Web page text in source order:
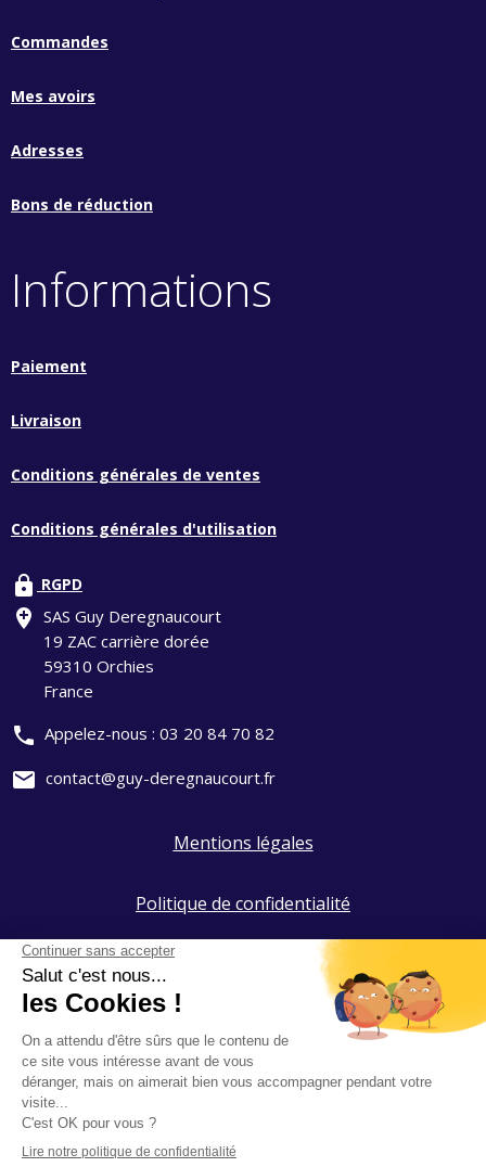
Commandes
Mes avoirs
Adresses
Bons de réduction
Informations
Paiement
Livraison
Conditions générales de ventes
Conditions générales d'utilisation
lock RGPD
add_location SAS Guy Deregnaucourt
19 ZAC carrière dorée
59310 Orchies
France
phone Appelez-nous : 03 20 84 70 82
mail contact@guy-deregnaucourt.fr
Mentions légales
Politique de confidentialité